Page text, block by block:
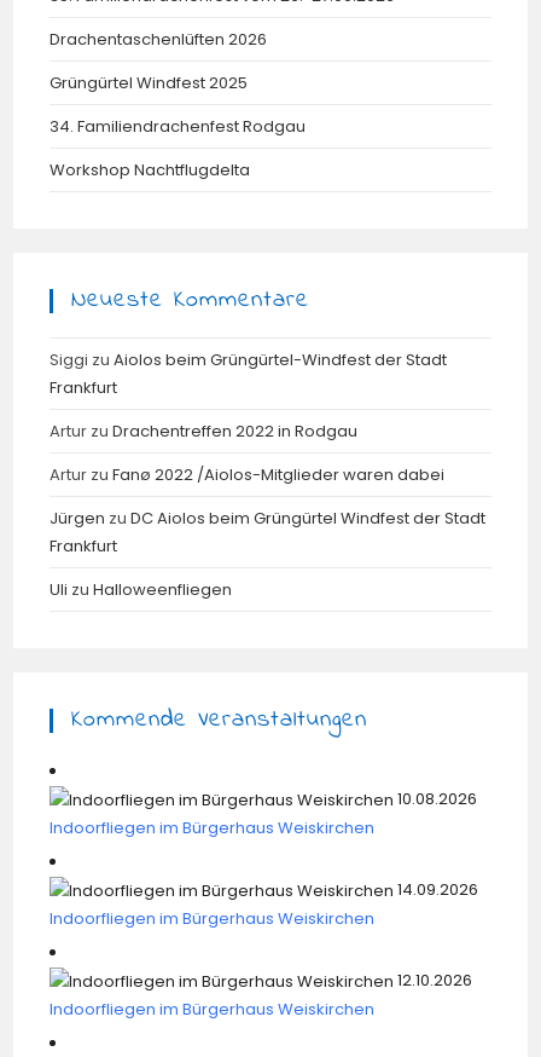
Drachentaschenlüften 2026
Grüngürtel Windfest 2025
34. Familiendrachenfest Rodgau
Workshop Nachtflugdelta
Neueste Kommentare
Siggi zuAiolos beim Grüngürtel-Windfest der Stadt
Frankfurt
Artur zuDrachentreffen 2022 in Rodgau
Artur zuFanø 2022 /Aiolos-Mitglieder waren dabei
Jürgen zuDC Aiolos beim Grüngürtel Windfest der Stadt
Frankfurt
Uli zuHalloweenfliegen
Kommende Veranstaltungen
10.08.2026
Indoorfliegen im Bürgerhaus Weiskirchen
14.09.2026
Indoorfliegen im Bürgerhaus Weiskirchen
12.10.2026
Indoorfliegen im Bürgerhaus Weiskirchen